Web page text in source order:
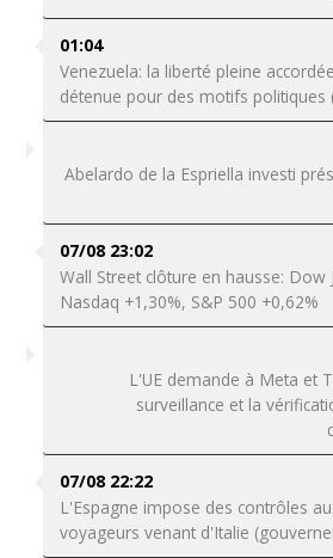
01:04
Venezuela: la liberté pleine
détenue pour des motifs politiques
Abelardo de la Espriella investi
07/08 23:02
Wall Street clôture en hausse: Dow
Nasdaq +1,30%, S&P 500 +0,62%
L'UE demande à Meta et
surveillance et la
07/08 22:22
L'Espagne impose des contrôles
voyageurs venant d'Italie